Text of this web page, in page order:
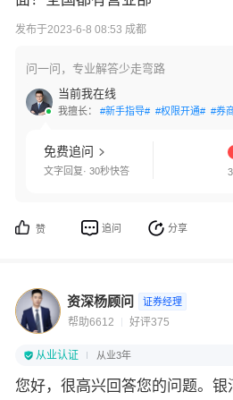
发布于2023-6-8 08:53 成都
问一问，专业解答少走弯路
当前我在线
我擅长： #新手指导# #权限开通# #券
免费追问
文字回复· 30秒快答
赞 追问 分享
资深杨顾问 证券经理
帮助6612 好评375
从业认证 从业3年
您好，很高兴回答您的问题。